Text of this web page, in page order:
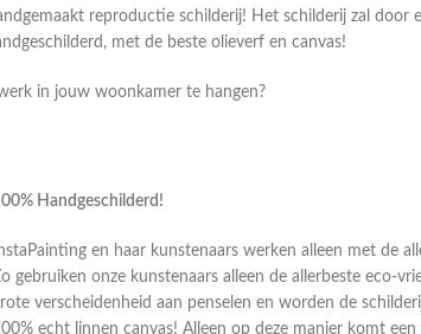
reproductie schilderij! Het schilderij zal
met de beste olieverf en canvas!
in jouw woonkamer te hangen?
Handgeschilderd!
en haar kunstenaars werken alleen met de
gebruiken onze kunstenaars alleen de allerbeste eco-
verscheidenheid aan penselen en worden de
echt linnen canvas! Alleen op deze manier komt